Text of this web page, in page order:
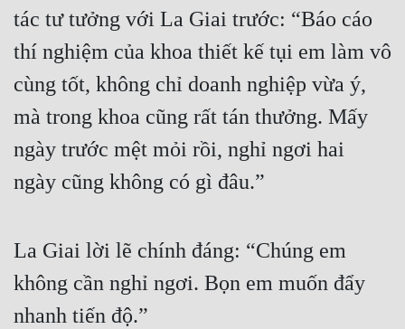
tác tư tưởng với La Giai trước: “Báo cáo
thí nghiệm của khoa thiết kế tụi em làm vô
cùng tốt, không chỉ doanh nghiệp vừa ý,
mà trong khoa cũng rất tán thưởng. Mấy
ngày trước mệt mỏi rồi, nghỉ ngơi hai
ngày cũng không có gì đâu.”
La Giai lời lẽ chính đáng: “Chúng em
không cần nghỉ ngơi. Bọn em muốn đẩy
nhanh tiến độ.”